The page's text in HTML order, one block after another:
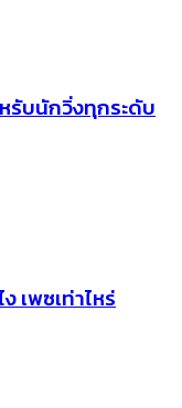
รับนักวิ่งทุกระดับ
เพซเท่าไหร่